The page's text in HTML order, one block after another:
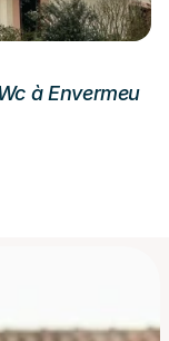
à Envermeu